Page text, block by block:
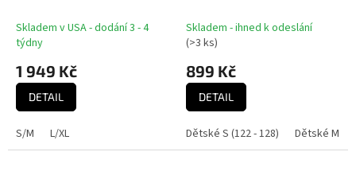
Skladem v USA - dodání 3 - 4
týdny
1 949 Kč
DETAIL
S/M L/XL
Skladem - ihned k odeslání
(>3 ks)
899 Kč
DETAIL
Dětské S (122 - 128) Dětské M